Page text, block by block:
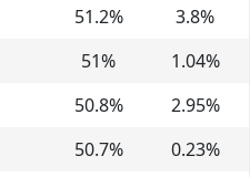
51.2% 3.8%
51% 1.04%
50.8% 2.95%
50.7% 0.23%